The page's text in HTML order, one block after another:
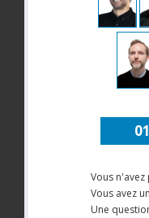
Vous n'avez
Vous avez
Une